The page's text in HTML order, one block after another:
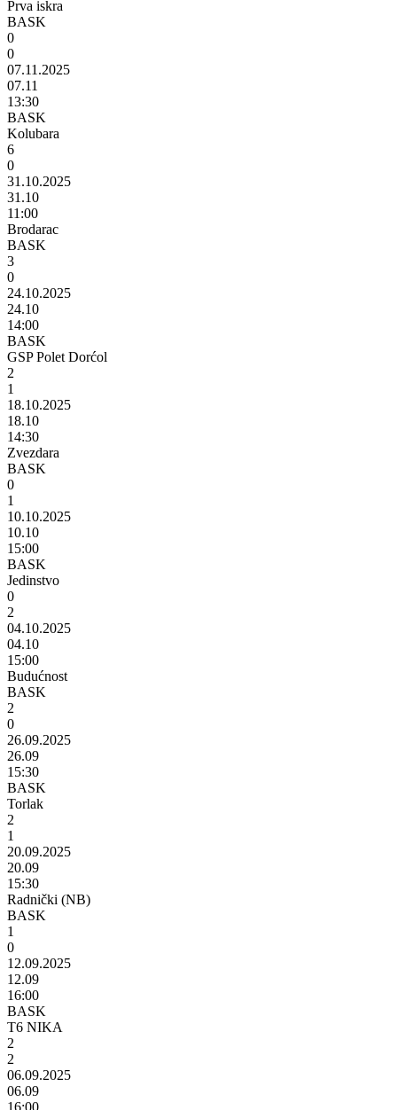
Prva iskra
BASK
0
0
07.11.2025
07.11
13:30
BASK
Kolubara
6
0
31.10.2025
31.10
11:00
Brodarac
BASK
3
0
24.10.2025
24.10
14:00
BASK
GSP Polet Dorćol
2
1
18.10.2025
18.10
14:30
Zvezdara
BASK
0
1
10.10.2025
10.10
15:00
BASK
Jedinstvo
0
2
04.10.2025
04.10
15:00
Budućnost
BASK
2
0
26.09.2025
26.09
15:30
BASK
Torlak
2
1
20.09.2025
20.09
15:30
Radnički (NB)
BASK
1
0
12.09.2025
12.09
16:00
BASK
T6 NIKA
2
2
06.09.2025
06.09
16:00